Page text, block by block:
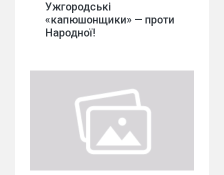
Ужгородські
«капюшонщики» — проти
Народної!